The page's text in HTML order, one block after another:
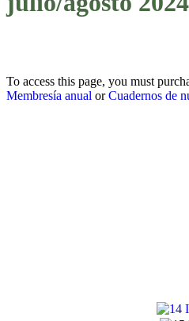
To access this page, you must
Membresía anual orCuadernos de